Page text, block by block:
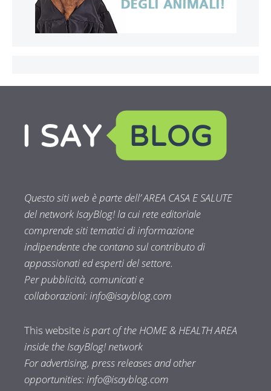
Questo siti web è parte dell’ AREA CASA E SALUTE
del network IsayBlog! la cui rete editoriale
comprende siti tematici di informazione
indipendente che contano sul contributo di
appassionati ed esperti del settore.
Per pubblicità, comunicati e
collaborazioni:info@isayblog.com
This websiteis part of the HOME & HEALTH AREA
inside the IsayBlog! network
For advertising, press releases and other
opportunities:info@isayblog.com